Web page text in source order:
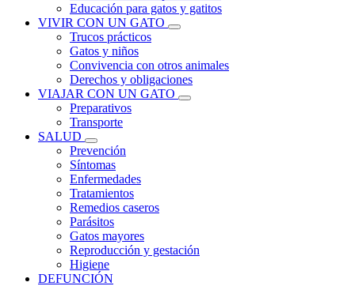
Educación para gatos y gatitos
VIVIR CON UN GATO
Trucos prácticos
Gatos y niños
Convivencia con otros animales
Derechos y obligaciones
VIAJAR CON UN GATO
Preparativos
Transporte
SALUD
Prevención
Síntomas
Enfermedades
Tratamientos
Remedios caseros
Parásitos
Gatos mayores
Reproducción y gestación
Higiene
DEFUNCIÓN